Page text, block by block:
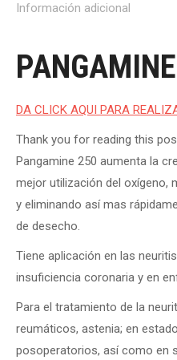
Información adicional
DA CLICK AQUI PARA
Thank you for reading this
Pangamine 250 aumenta la
mejor utilización del oxígeno,
y eliminando así mas
de desecho.
Tiene aplicación en las
insuficiencia coronaria y en
Para el tratamiento de la
reumáticos, astenia; en
posoperatorios, así como en